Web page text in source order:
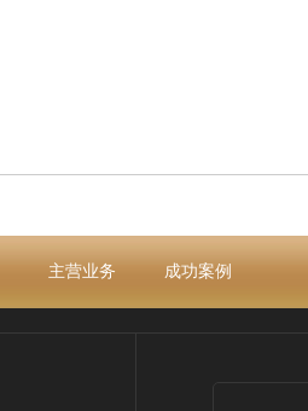
主营业务 成功案例